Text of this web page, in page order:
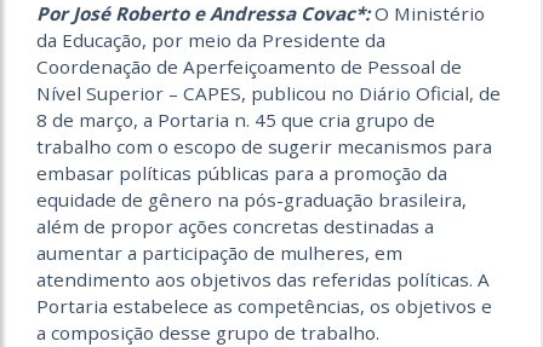
Por José Roberto e Andressa Covac*:O Ministério
da Educação, por meio da Presidente da
Coordenação de Aperfeiçoamento de Pessoal de
Nível Superior – CAPES, publicou no Diário Oficial, de
8 de março, a Portaria n. 45 que cria grupo de
trabalho com o escopo de sugerir mecanismos para
embasar políticas públicas para a promoção da
equidade de gênero na pós-graduação brasileira,
além de propor ações concretas destinadas a
aumentar a participação de mulheres, em
atendimento aos objetivos das referidas políticas. A
Portaria estabelece as competências, os objetivos e
a composição desse grupo de trabalho.